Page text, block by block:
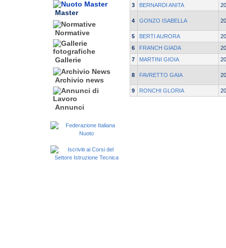
Master
Normative
Gallerie
Archivio news
Annunci
3 BERNARDI ANITA
4 GONZO ISABELLA
5 BERTI AURORA
6
FRANCH GIADA
7
MARTINI GIOIA
8 FAVRETTO GAIA
9 RONCHI GLORIA